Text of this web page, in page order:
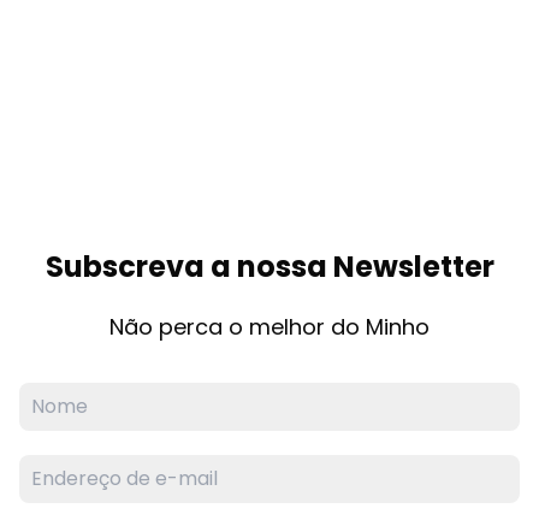
Subscreva a nossa Newsletter
Não perca o melhor do Minho